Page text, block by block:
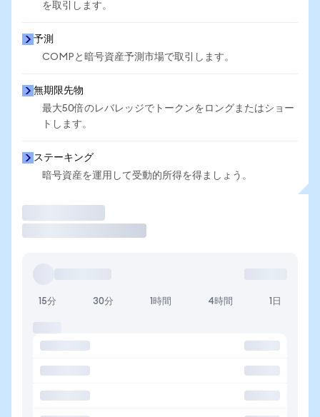
を取引します。
予測
COMPと暗号資産予測市場で取引します。
無期限先物
最大50倍のレバレッジでトークンをロングまたはショー
トします。
ステーキング
暗号資産を運用して受動的所得を得ましょう。
15分 30分 1時間 4時間 1日